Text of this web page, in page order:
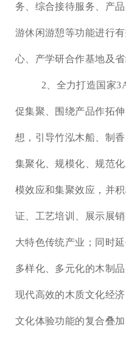
务、综合接待服务、产
游休闲游憩等功能进行
心、产学研合作基地及
2、全力打造国家
促集聚、围绕产品作拓
想，引导竹泓木船、制
集聚化、规模化、规范
模效应和集聚效应，并
证、工艺培训、展示展
大特色传统产业；同时
多样化、多元化的木制
现代高效的木质文化经
文化体验功能的复合叠